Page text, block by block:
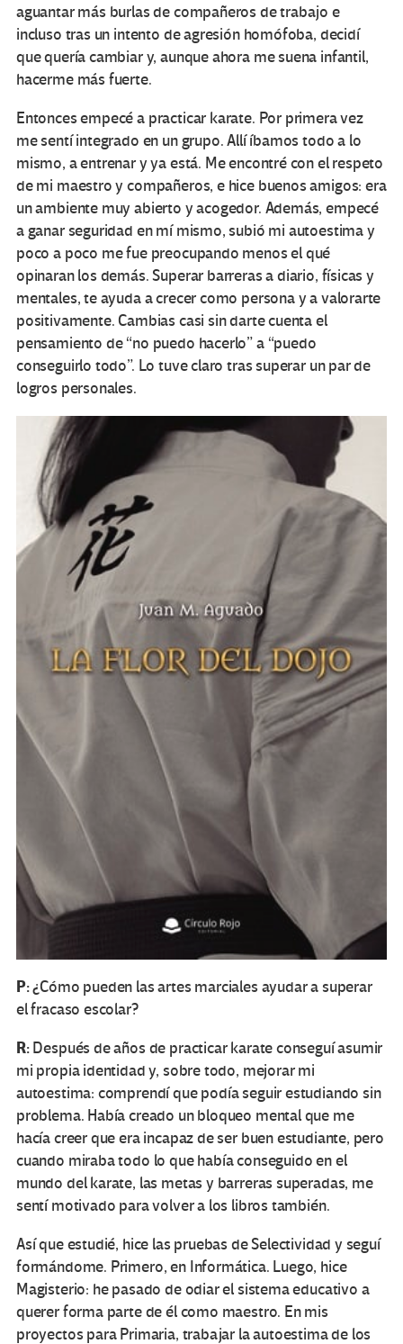
aguantar más burlas de compañeros de trabajo e
incluso tras un intento de agresión homófoba, decidí
que quería cambiar y, aunque ahora me suena infantil,
hacerme más fuerte.
Entonces empecé a practicar karate. Por primera vez
me sentí integrado en un grupo. Allí íbamos todo a lo
mismo, a entrenar y ya está. Me encontré con el respeto
de mi maestro y compañeros, e hice buenos amigos: era
un ambiente muy abierto y acogedor. Además, empecé
a ganar seguridad en mí mismo, subió mi autoestima y
poco a poco me fue preocupando menos el qué
opinaran los demás. Superar barreras a diario, físicas y
mentales, te ayuda a crecer como persona y a valorarte
positivamente. Cambias casi sin darte cuenta el
pensamiento de “no puedo hacerlo” a “puedo
conseguirlo todo”. Lo tuve claro tras superar un par de
logros personales.
P:¿Cómo pueden las artes marciales ayudar a superar
el fracaso escolar?
R:Después de años de practicar karate conseguí asumir
mi propia identidad y, sobre todo, mejorar mi
autoestima: comprendí que podía seguir estudiando sin
problema. Había creado un bloqueo mental que me
hacía creer que era incapaz de ser buen estudiante, pero
cuando miraba todo lo que había conseguido en el
mundo del karate, las metas y barreras superadas, me
sentí motivado para volver a los libros también.
Así que estudié, hice las pruebas de Selectividad y seguí
formándome. Primero, en Informática. Luego, hice
Magisterio: he pasado de odiar el sistema educativo a
querer forma parte de él como maestro. En mis
proyectos para Primaria, trabajar la autoestima de los